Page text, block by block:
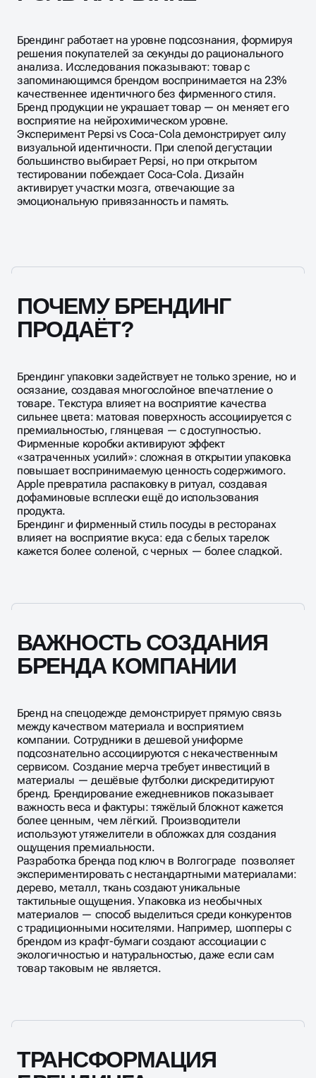
Брендинг работает на уровне подсознания, формируя
решения покупателей за секунды до рационального
анализа. Исследования показывают: товар с
запоминающимся брендом воспринимается на 23%
качественнее идентичного без фирменного стиля.
Бренд продукции не украшает товар — он меняет его
восприятие на нейрохимическом уровне.
Эксперимент Pepsi vs Coca-Cola демонстрирует силу
визуальной идентичности. При слепой дегустации
большинство выбирает Pepsi, но при открытом
тестировании побеждает Coca-Cola. Дизайн
активирует участки мозга, отвечающие за
эмоциональную привязанность и память.
ПОЧЕМУ БРЕНДИНГ
ПРОДАЁТ?
Брендинг упаковки задействует не только зрение, но и
осязание, создавая многослойное впечатление о
товаре. Текстура влияет на восприятие качества
сильнее цвета: матовая поверхность ассоциируется с
премиальностью, глянцевая — с доступностью.
Фирменные коробки активируют эффект
«затраченных усилий»: сложная в открытии упаковка
повышает воспринимаемую ценность содержимого.
Apple превратила распаковку в ритуал, создавая
дофаминовые всплески ещё до использования
продукта.
Брендинг и фирменный стиль посуды в ресторанах
влияет на восприятие вкуса: еда с белых тарелок
кажется более соленой, с черных — более сладкой.
ВАЖНОСТЬ СОЗДАНИЯ
БРЕНДА КОМПАНИИ
Бренд на спецодежде демонстрирует прямую связь
между качеством материала и восприятием
компании. Сотрудники в дешевой униформе
подсознательно ассоциируются с некачественным
сервисом. Создание мерча требует инвестиций в
материалы — дешёвые футболки дискредитируют
бренд. Брендирование ежедневников показывает
важность веса и фактуры: тяжёлый блокнот кажется
более ценным, чем лёгкий. Производители
используют утяжелители в обложках для создания
ощущения премиальности.
Разработка бренда под ключ в Волгограде позволяет
экспериментировать с нестандартными материалами:
дерево, металл, ткань создают уникальные
тактильные ощущения. Упаковка из необычных
материалов — способ выделиться среди конкурентов
с традиционными носителями. Например, шопперы с
брендом из крафт-бумаги создают ассоциации с
экологичностью и натуральностью, даже если сам
товар таковым не является.
ТРАНСФОРМАЦИЯ